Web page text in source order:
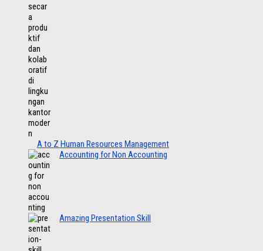
A to Z Human Resources Management
Accounting for Non Accounting
Amazing Presentation Skill